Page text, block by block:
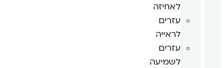
לאחיזה
עזרים
לראייה
עזרים
לשמיעה